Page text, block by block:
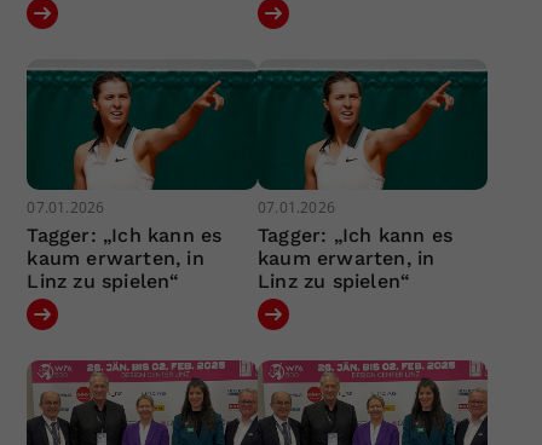
07.01.2026
Tagger: „Ich kann es
kaum erwarten, in
Linz zu spielen“
07.01.2026
Tagger: „Ich kann es
kaum erwarten, in
Linz zu spielen“